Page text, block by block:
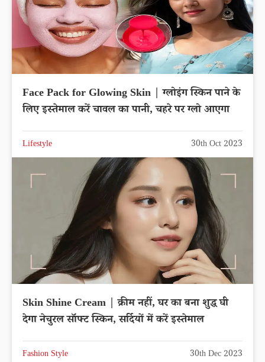
Face Pack for Glowing Skin | ग्लोइंग स्किन पाने के
लिए इस्तेमाल करें चावल का पानी, चहरे पर ग्लो आएगा
Lifestyle 30th Oct 2023
Skin Shine Cream | क्रीम नहीं, घर का बना शुद्ध घी
देगा नेचुरल सॉफ्ट स्किन, सर्दियों में करें इस्तेमाल
Fashion Style 30th Dec 2023